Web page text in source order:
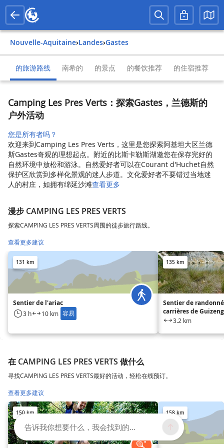
Nouvelle-Aquitaine› Landes› Gastes
的旅游路线 南希的 的景点 的餐饮推荐 的住宿推荐
Camping Les Pres Verts：探索Gastes，兰德斯的
户外活动
您是所有者吗？
欢迎来到Camping Les Pres Verts，这里是您探索阿基坦大区兰德
斯Gastes奇观的理想起点。附近的比斯卡勒斯湖邀您在保存完好的
自然环境中放松和游泳。自然爱好者可以在Courant d'Huchet自然
保护区欣赏到多样化景观的迷人步道。文化爱好者不要错过当地迷
人的村庄，如拥有绵延沙滩查看更多
漫步 CAMPING LES PRES VERTS
探索CAMPING LES PRES VERTS周围的徒步旅行路线。
查看更多建议
131 km
Sentier de l'ariac
3 h 10 km 容易
135 km
Sentier de
carrières de
3.2 km
在 CAMPING LES PRES VERTS 做什么
寻找CAMPING LES PRES VERTS最好的活动，轻松在线预订。
查看更多建议
150 km 158 km
告诉我你想要什么，我会找到的...